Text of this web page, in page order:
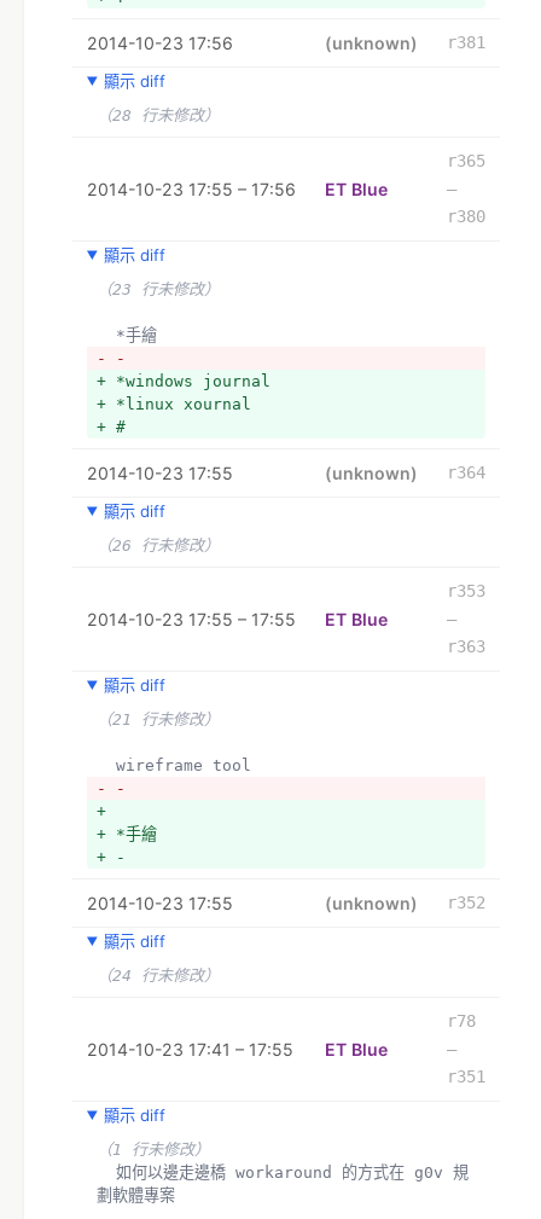
2014-10-23 17:56 (unknown)
r381
顯示 diff
（28 行未修改）
2014-10-23 17:55 – 17:56 ET Blue
r365
–
r380
顯示 diff
（23 行未修改）
  *手繪
- -
+ *windows journal
+ *linux xournal
+ #
2014-10-23 17:55 (unknown)
r364
顯示 diff
（26 行未修改）
2014-10-23 17:55 – 17:55 ET Blue
r353
–
r363
顯示 diff
（21 行未修改）
  wireframe tool
- -
+
+ *手繪
+ -
2014-10-23 17:55 (unknown)
r352
顯示 diff
（24 行未修改）
2014-10-23 17:41 – 17:55 ET Blue
r78
–
r351
顯示 diff
（1 行未修改）
劃軟體專案